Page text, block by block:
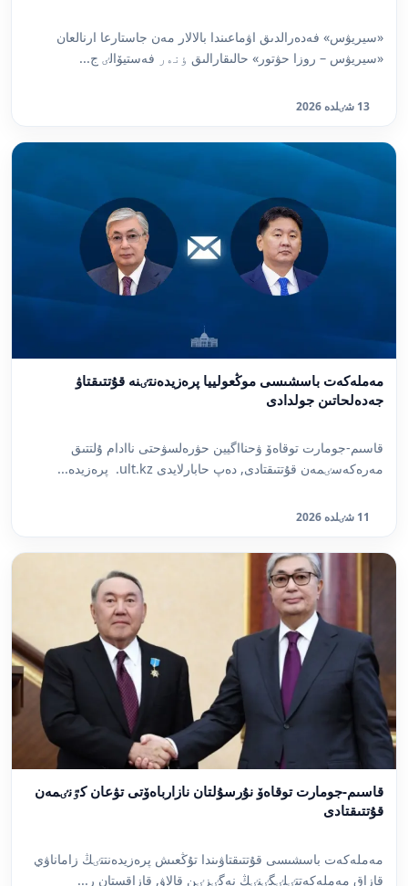
«سيريۋس» فەدەرالدىق اۋماعىندا بالالار مەن جاستارعا ارنالعان
«سيريۋس – روزا حۋتور» حالىقارالىق ٶنەر فەستيۆالٸ ج...
13 شٸلدە 2026
مەملەكەت باسشىسى موڭعولييا پرەزيدەنتٸنە قۇتتىقتاۋ
جەدەلحاتىن جولدادى
قاسىم-جومارت توقاەۆ ۋحنااگيين حۋرەلسۋحتى ناادام ۇلتتىق
مەرەكەسٸمەن قۇتتىقتادى, دەپ حابارلايدى ult.kz. پرەزيدە...
11 شٸلدە 2026
قاسىم-جومارت توقاەۆ نۇرسۇلتان نازارباەۆتى تۋعان كٷنٸمەن
قۇتتىقتادى
مەملەكەت باسشىسى قۇتتىقتاۋىندا تۇڭعىش پرەزيدەنتتٸڭ زاماناۋي
قازاق مەملەكەتتٸلٸگٸنٸڭ نەگٸزٸن قالاۋ, قازاقستان ر...